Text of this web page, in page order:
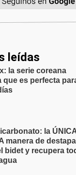
leídas
la serie coreana
que es perfecta
la
manera de
bidet y recupera